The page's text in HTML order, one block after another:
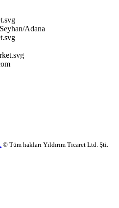
Adana
© Tüm hakları Yıldırım Ticaret Ltd. Şti.